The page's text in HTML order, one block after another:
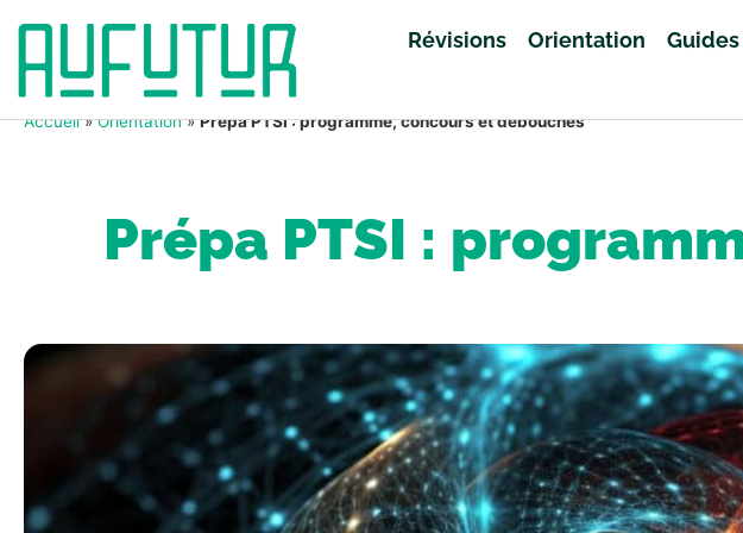
Révisions Orientation
Accueil»Orientation»Prépa PTSI : programme, concours et débouchés
Prépa PTSI :